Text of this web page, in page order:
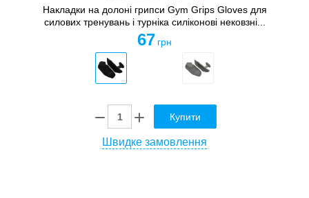
Накладки на долоні грипси Gym Grips Gloves для
силових тренувань і турніка силіконові нековзні...
67 грн
Купити
Швидке замовлення